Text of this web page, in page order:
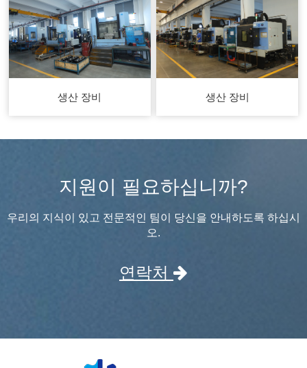
생산 장비 생산 장비
지원이 필요하십니까?
우리의 지식이 있고 전문적인 팀이 당신을 안내하도록 하십시
오.
연락처